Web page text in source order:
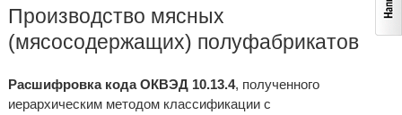
Производство мясных
(мясосодержащих) полуфабрикатов
Расшифровка кода ОКВЭД 10.13.4, полученного
иерархическим методом классификации с